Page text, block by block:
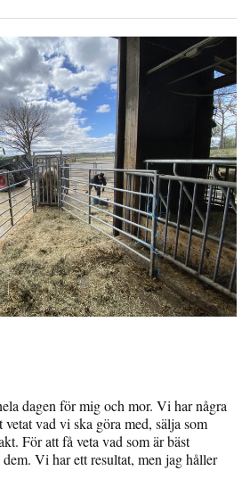
dagen för mig och mor. Vi har några
vad vi ska göra med, sälja som
För att få veta vad som är bäst
Vi har ett resultat, men jag håller